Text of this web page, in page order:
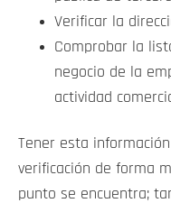
Verificar la
Comprobar la
negocio de la
actividad
Tener esta
verificación de forma
punto se encuentra;